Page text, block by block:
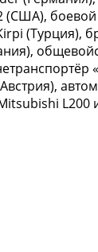
(США),
(Турция),
L200